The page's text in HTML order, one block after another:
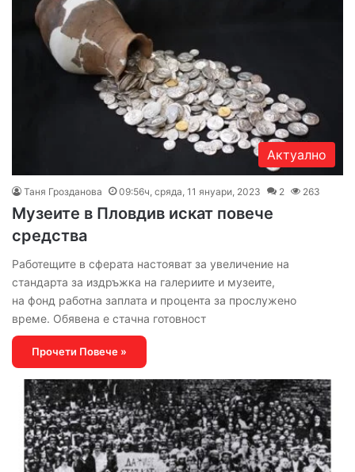
Актуално
Таня Грозданова 09:56ч, сряда, 11 януари, 2023 2 263
Музеите в Пловдив искат повече
средства
Работещите в сферата настояват за увеличение на
стандарта за издръжка на галериите и музеите,
на фонд работна заплата и процента за прослужено
време. Обявена е стачна готовност
Прочети Повече »